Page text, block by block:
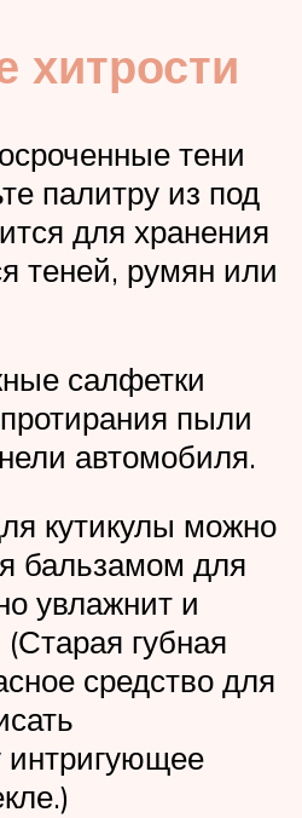
хитрости
тени
палитру из под
для хранения
теней, румян или
салфетки
пыли
автомобиля.
кутикулы можно
бальзамом для
увлажнит и
губная
средство для